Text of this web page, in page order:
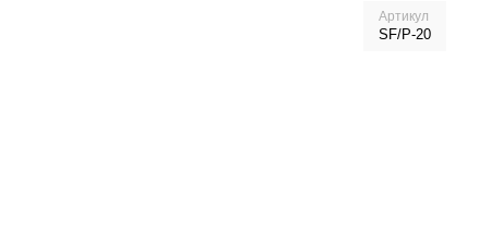
Артикул
SF/P-20